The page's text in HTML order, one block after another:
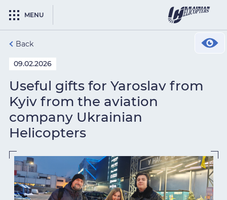
MENU
Back
09.02.2026
Useful gifts for Yaroslav from
Kyiv from the aviation
company Ukrainian
Helicopters